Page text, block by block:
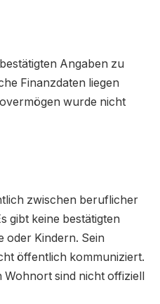
Angaben zu
Finanzdaten liegen
wurde nicht
zwischen beruflicher
gibt keine bestätigten
oder Kindern. Sein
öffentlich kommuniziert.
Wohnort sind nicht offiziell